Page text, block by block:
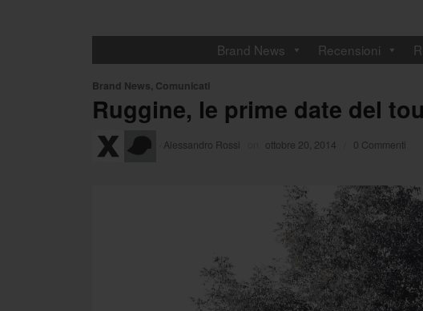
Brand News Recensioni
Brand News, Comunicati
Ruggine, le prime date del
Alessandro Rossi ottobre 20, 2014 0 Commenti